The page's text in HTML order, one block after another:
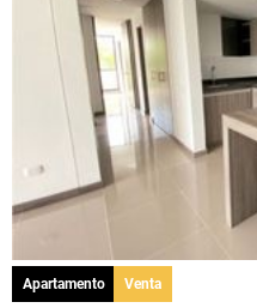
Apartamento Venta